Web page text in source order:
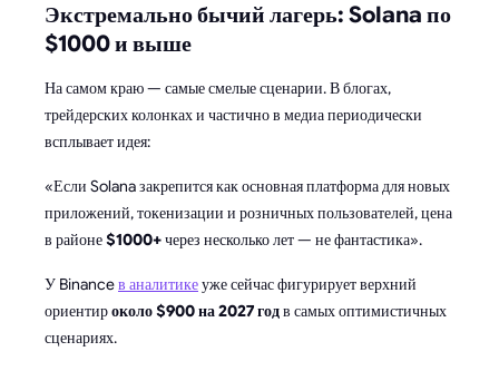
Экстремально бычий лагерь: Solana по
$1000 и выше
На самом краю — самые смелые сценарии. В блогах,
трейдерских колонках и частично в медиа периодически
всплывает идея:
«Если Solana закрепится как основная платформа для новых
приложений, токенизации и розничных пользователей, цена
в районе$1000+через несколько лет — не фантастика».
У Binanceв аналитикеуже сейчас фигурирует верхний
ориентироколо $900 на 2027 годв самых оптимистичных
сценариях.